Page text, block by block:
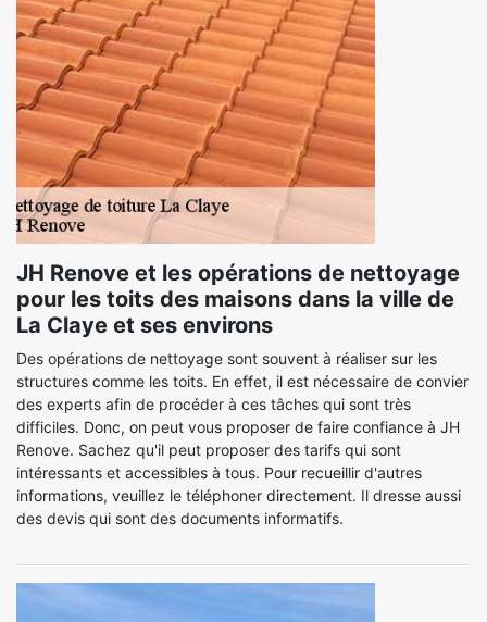
JH Renove et les opérations de nettoyage
pour les toits des maisons dans la ville de
La Claye et ses environs
Des opérations de nettoyage sont souvent à réaliser sur les
structures comme les toits. En effet, il est nécessaire de convier
des experts afin de procéder à ces tâches qui sont très
difficiles. Donc, on peut vous proposer de faire confiance à JH
Renove. Sachez qu'il peut proposer des tarifs qui sont
intéressants et accessibles à tous. Pour recueillir d'autres
informations, veuillez le téléphoner directement. Il dresse aussi
des devis qui sont des documents informatifs.